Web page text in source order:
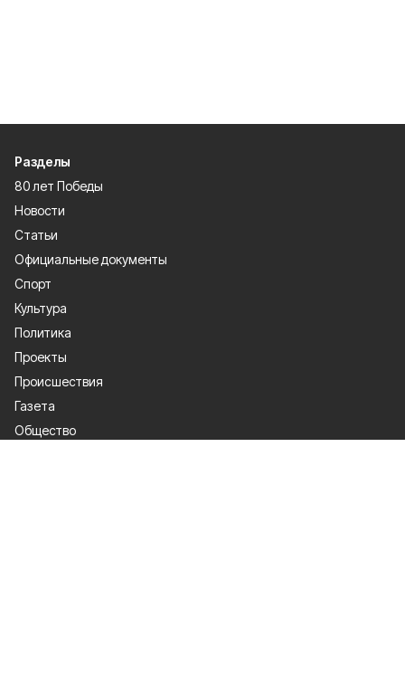
Разделы
80 лет Победы
Новости
Статьи
Официальные документы
Спорт
Культура
Политика
Проекты
Происшествия
Газета
Общество